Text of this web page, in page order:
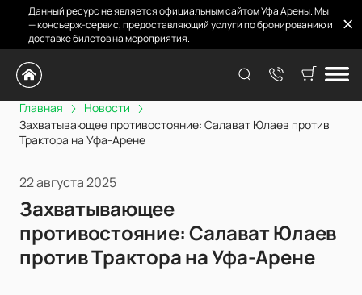
Данный ресурс не является официальным сайтом Уфа Арены. Мы
— консьерж-сервис, предоставляющий услуги по бронированию и
доставке билетов на мероприятия.
Главная
Новости
Захватывающее противостояние: Салават Юлаев против
Трактора на Уфа-Арене
22 августа 2025
Захватывающее
противостояние: Салават Юлаев
против Трактора на Уфа-Арене